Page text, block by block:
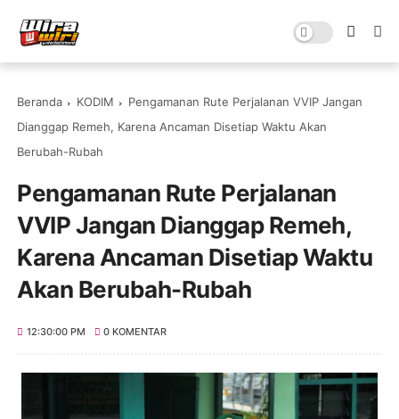
Beranda KODIM
Pengamanan Rute Perjalanan VVIP Jangan
Dianggap Remeh, Karena Ancaman Disetiap Waktu Akan
Berubah-Rubah
Pengamanan Rute Perjalanan
VVIP Jangan Dianggap Remeh,
Karena Ancaman Disetiap Waktu
Akan Berubah-Rubah
12:30:00 PM 0 KOMENTAR